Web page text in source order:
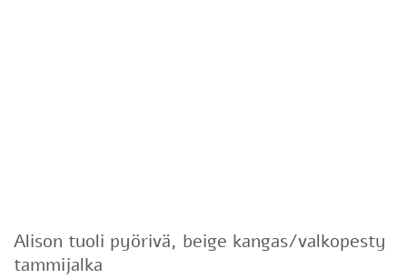
Alison tuoli pyörivä, beige kangas/valkopesty
tammijalka